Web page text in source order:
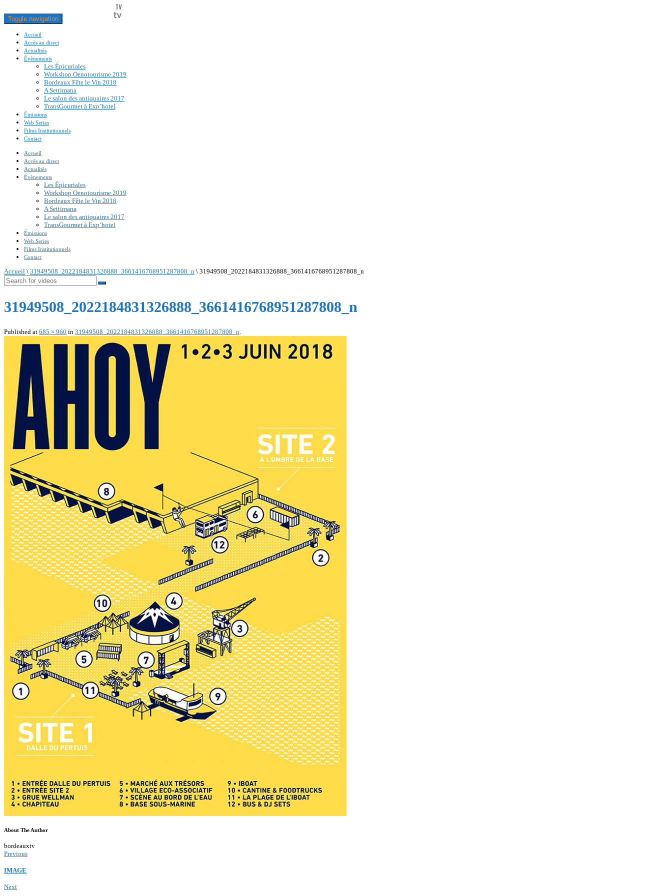
Toggle navigation
Accueil
Accès au direct
Actualités
Évènements
Les Épicuriales
Workshop Oenotourisme 2019
Bordeaux Fête le Vin 2018
A Settimana
Le salon des antiquaires 2017
TransGourmet à Exp’hotel
Émissions
Web Series
Films Institutionnels
Contact
Accueil
Accès au direct
Actualités
Évènements
Les Épicuriales
Workshop Oenotourisme 2019
Bordeaux Fête le Vin 2018
A Settimana
Le salon des antiquaires 2017
TransGourmet à Exp’hotel
Émissions
Web Series
Films Institutionnels
Contact
Accueil \ 31949508_2022184831326888_3661416768951287808_n \ 31949508_2022184831326888_3661416768951287808_n
31949508_2022184831326888_3661416768951287808_n
Published at 685 × 960 in 31949508_2022184831326888_3661416768951287808_n
About The Author
bordeauxtv
Previous
IMAGE
Next